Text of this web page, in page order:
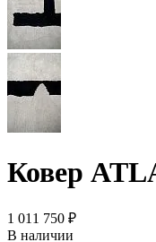
Ковер
1 011 750 ₽
В наличии